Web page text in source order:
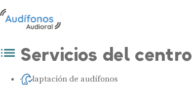
Servicios del centro
Adaptación de audífonos